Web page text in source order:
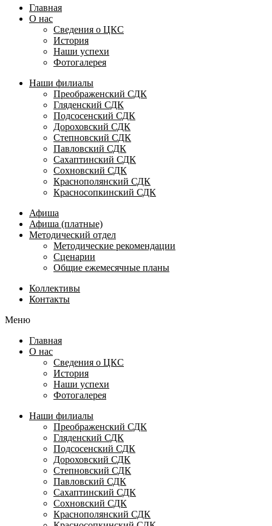
Главная
О нас
Сведения о ЦКС
История
Наши успехи
Фотогалерея
Наши филиалы
Преображенский СДК
Гляденский СДК
Подсосенский СДК
Дороховский СДК
Степновский СДК
Павловский СДК
Сахаптинский СДК
Сохновский СДК
Краснополянский СДК
Красносопкинский СДК
Афиша
Афиша (платные)
Методический отдел
Методические рекомендации
Сценарии
Общие ежемесячные планы
Коллективы
Контакты
Меню
Главная
О нас
Сведения о ЦКС
История
Наши успехи
Фотогалерея
Наши филиалы
Преображенский СДК
Гляденский СДК
Подсосенский СДК
Дороховский СДК
Степновский СДК
Павловский СДК
Сахаптинский СДК
Сохновский СДК
Краснополянский СДК